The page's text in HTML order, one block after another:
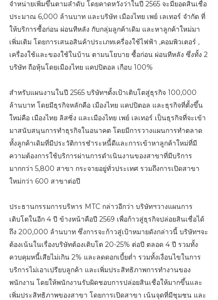
จำหน่ายเพิ่มขึ้นตามลำดับ โดยคาดหวังว่าในปี 2565 จะมียอดสินเชื่อ
ประมาณ 6,000 ล้านบาท และบริษัท เมืองไทย เพย์ เลเทอร์ จำกัด ที่
ให้บริการซื้อก่อน ผ่อนทีหลัง กับกลุ่มลูกค้าเดิม และหาลูกค้าใหม่มา
เพิ่มเติม โดยการเสนอสินค้าประเภทเครื่องใช้ไฟฟ้า ,คอมพิวเตอร์ ,
เครื่องใช้และของใช้ในบ้าน ตามนโยบาย ซื้อก่อน ผ่อนทีหลัง ซึ่งทั้ง 2
บริษัท ถือหุ้นโดยเมืองไทย แคปปิตอล เกือบ 100%
สำหรับแผนงานในปี 2565 บริษัทฯตั้งเป้าเติบโตสู่ธุรกิจ 100,000
ล้านบาท โดยมีธุรกิจหลักคือ เมืองไทย แคปปิตอล และธุรกิจที่ตั้งขึ้น
ใหม่คือ เมืองไทย ลิสซิ่ง และเมืองไทย เพย์ เลเทอร์ เป็นธุรกิจที่จะเข้า
มาสนับสนุนการทำธุรกิจในอนาคต โดยมีการวางแผนการทำตลาด
ทั้งลูกค้าเดิมที่มีประวัติการชำระหนี้ดีและการเข้าหาลูกค้าใหม่ที่มี
ความต้องการใช้บริการผ่านการดำเนินงานของสาขาที่มีบริการ
มากกว่า 5,800 สาขา กระจายอยู่ทั่วประเทศ รวมถึงการเปิดสาขา
ใหม่กว่า 600 สาขาต่อปี
ประธานกรรมการบริหาร MTC กล่าวอีกว่า บริษัทฯวางแผนการ
เติบโตในอีก 4 ปี ข้างหน้าคือปี 2569 เพื่อก้าวสู่ธุรกิจปล่อยสินเชื่อได้
ถึง 200,000 ล้านบาท ซึ่งการจะก้าวสู่เป้าหมายดังกล่าวนี้ บริษัทฯจะ
ต้องเน้นในเรื่องบริษัทต้องเติบโต 20-25% ต่อปี ตลอด 4 ปี รวมทั้ง
ควบคุมหนี้เสียไม่เกิน 2% และลดดอกเบี้ยต่ำ รวมทั้งเงื่อนไขในการ
บริการไม่เอาเปรียบลูกค้า และเพิ่มประสิทธิภาพการทำงานของ
พนักงาน โดยให้พนักงานรับผิดชอบการปล่อยสินเชื่อให้มากขึ้นและ
เพิ่มประสิทธิภาพของสาขา โดยการเปิดสาขา เน้นจุดที่มีชุมชน และ